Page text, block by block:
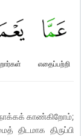
எதைப்பற்றி
காண்கிறோம்;
திடமாக திருப்பி